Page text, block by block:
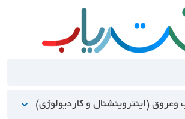
وعروق (اینتروینشنال و کاردیولوژی)